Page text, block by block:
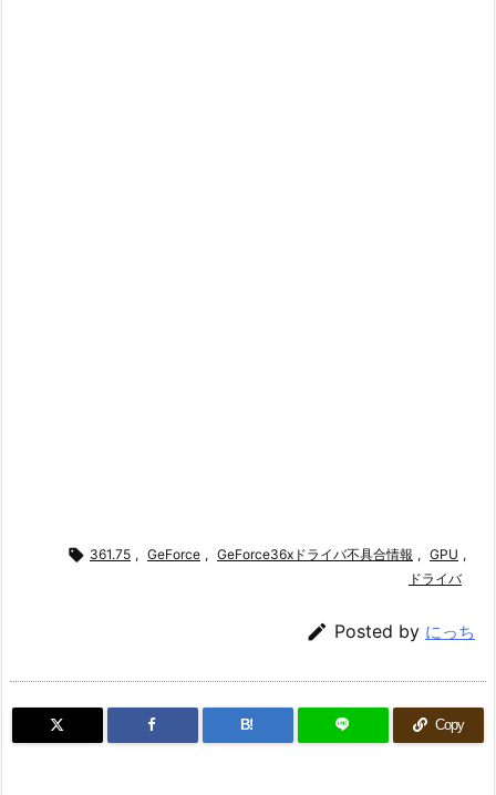
 361.75 , GeForce , GeForce36xドライバ不具合情報 , GPU ,
ドライバ
 Posted by にっち
B! Copy